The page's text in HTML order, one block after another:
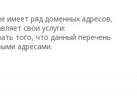
имеет ряд доменных адресов,
свои услуги:
того, что данный перечень
адресами.